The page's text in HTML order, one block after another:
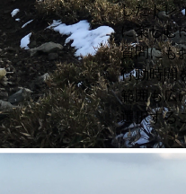
したトレ
に楽しむ
質問にも
行動時間
範囲も広
選択する